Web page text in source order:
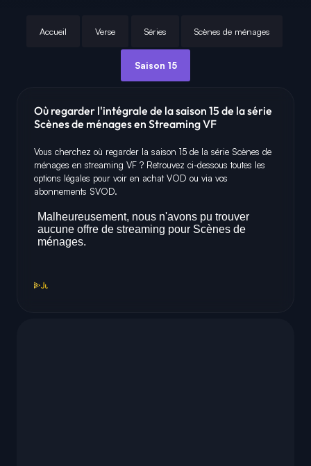
Accueil Verse Séries Scènes de ménages
Saison 15
Où regarder l'intégrale de la saison 15 de la série
Scènes de ménages en Streaming VF
Vous cherchez où regarder la saison 15 de la série Scènes de
ménages en streaming VF ? Retrouvez ci-dessous toutes les
options légales pour voir en achat VOD ou via vos
abonnements SVOD.